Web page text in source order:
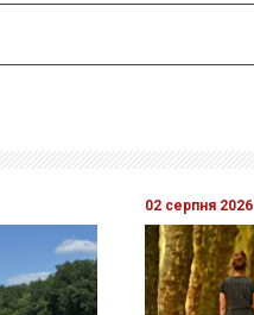
02 серпня 2026